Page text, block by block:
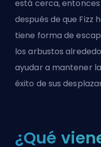
está cerca,
después de que Fizz
tiene forma de
los arbustos
ayudar a mantener
éxito de sus
¿Qué